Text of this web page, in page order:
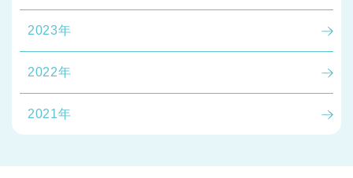
2023年
2022年
2021年